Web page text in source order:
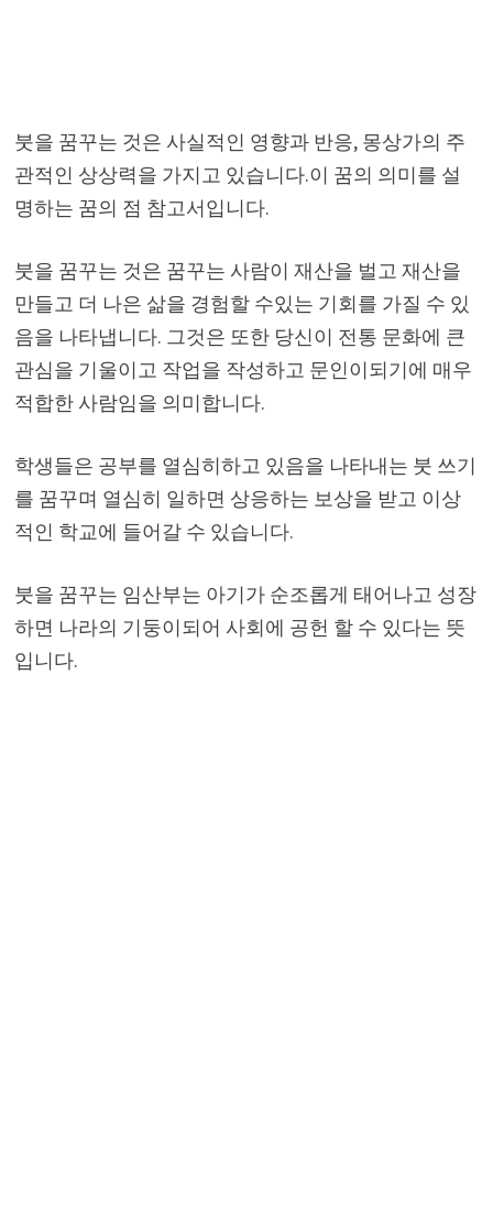
붓을 꿈꾸는 것은 사실적인 영향과 반응, 몽상가의 주
관적인 상상력을 가지고 있습니다.이 꿈의 의미를 설
명하는 꿈의 점 참고서입니다.
붓을 꿈꾸는 것은 꿈꾸는 사람이 재산을 벌고 재산을
만들고 더 나은 삶을 경험할 수있는 기회를 가질 수 있
음을 나타냅니다. 그것은 또한 당신이 전통 문화에 큰
관심을 기울이고 작업을 작성하고 문인이되기에 매우
적합한 사람임을 의미합니다.
학생들은 공부를 열심히하고 있음을 나타내는 붓 쓰기
를 꿈꾸며 열심히 일하면 상응하는 보상을 받고 이상
적인 학교에 들어갈 수 있습니다.
붓을 꿈꾸는 임산부는 아기가 순조롭게 태어나고 성장
하면 나라의 기둥이되어 사회에 공헌 할 수 있다는 뜻
입니다.